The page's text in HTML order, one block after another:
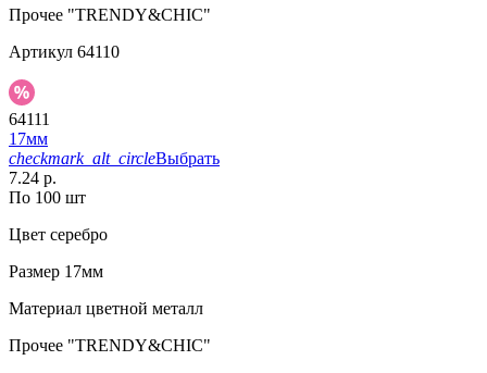
Прочее "TRENDY&CHIC"
Артикул 64110
64111
17мм
checkmark_alt_circleВыбрать
7.24 р.
По 100 шт
Цвет серебро
Размер 17мм
Материал цветной металл
Прочее "TRENDY&CHIC"